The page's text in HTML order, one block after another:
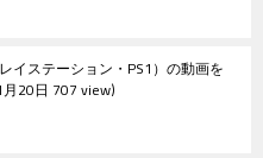
イステーション・PS1）の動画を
20日 707 view